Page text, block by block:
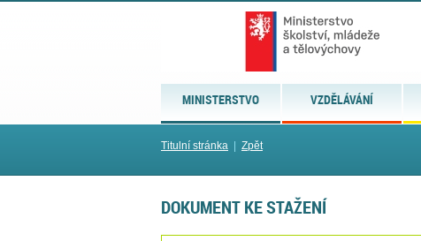
MINISTERSTVO VZDĚLÁVÁNÍ
Titulní stránka Zpět
DOKUMENT KE STAŽENÍ